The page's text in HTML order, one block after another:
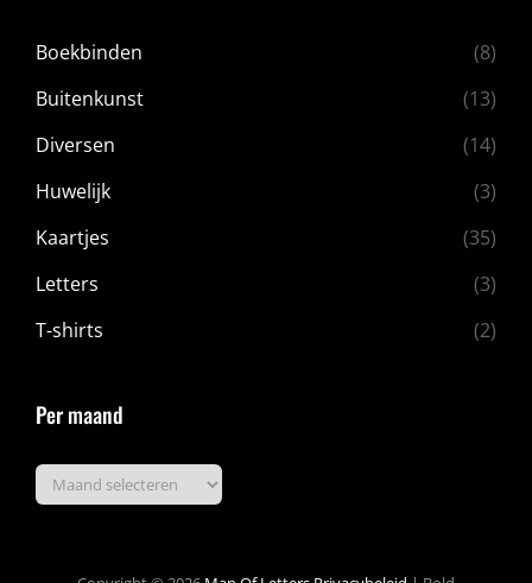
Boekbinden
(8)
Buitenkunst
(13)
Diversen
(14)
Huwelijk
(3)
Kaartjes
(35)
Letters
(3)
T-shirts
(2)
Per maand
Per
maand